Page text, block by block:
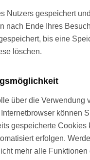
Nutzers gespeichert
nach Ende Ihres
bis eine
löschen.
über die Verwendung
können
gespeicherte Cookies
erfolgen.
mehr alle